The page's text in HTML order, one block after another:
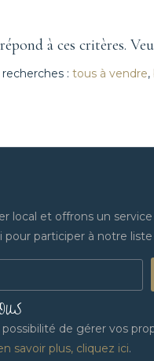
à ces critères.
: tous à vendre,
local et offrons un
pour participer à notre
de gérer vos
savoir plus, cliquez ici.